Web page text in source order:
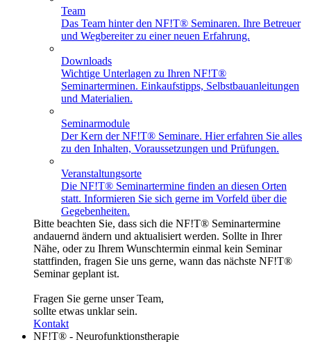
Team
Das Team hinter den NF!T® Seminaren. Ihre Betreuer
und Wegbereiter zu einer neuen Erfahrung.
Downloads
Wichtige Unterlagen zu Ihren NF!T®
Seminarterminen. Einkaufstipps, Selbstbauanleitungen
und Materialien.
Seminarmodule
Der Kern der NF!T® Seminare. Hier erfahren Sie alles
zu den Inhalten, Voraussetzungen und Prüfungen.
Veranstaltungsorte
Die NF!T® Seminartermine finden an diesen Orten
statt. Informieren Sie sich gerne im Vorfeld über die
Gegebenheiten.
Bitte beachten Sie, dass sich die NF!T® Seminartermine
andauernd ändern und aktualisiert werden. Sollte in Ihrer
Nähe, oder zu Ihrem Wunschtermin einmal kein Seminar
stattfinden, fragen Sie uns gerne, wann das nächste NF!T®
Seminar geplant ist.
Fragen Sie gerne unser Team,
sollte etwas unklar sein.
Kontakt
NF!T® - Neurofunktionstherapie